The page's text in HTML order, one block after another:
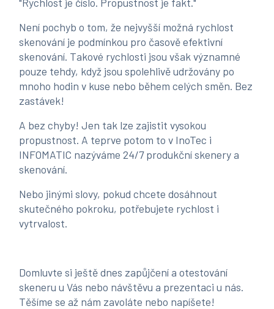
Není pochyb o tom, že nejvyšší možná rychlost
skenování je podmínkou pro časově efektivní
skenování. Takové rychlosti jsou však významné
pouze tehdy, když jsou spolehlivě udržovány po
mnoho hodin v kuse nebo během celých směn. Bez
zastávek!
A bez chyby! Jen tak lze zajistit vysokou
propustnost. A teprve potom to v InoTec i
INFOMATIC nazýváme 24/7 produkční skenery a
skenování.
Nebo jinými slovy, pokud chcete dosáhnout
skutečného pokroku, potřebujete rychlost i
vytrvalost.
Domluvte si ještě dnes zapůjčení a otestování
skeneru u Vás nebo návštěvu a prezentaci u nás.
Těšíme se až nám zavoláte nebo napíšete!